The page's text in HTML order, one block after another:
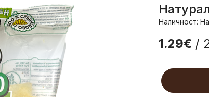
Наличност:
1.29€ /